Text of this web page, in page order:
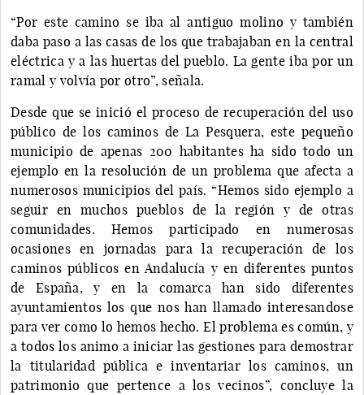
“Por este camino se iba al antiguo molino y también
daba paso a las casas de los que trabajaban en la central
eléctrica y a las huertas del pueblo. La gente iba por un
ramal y volvía por otro”, señala.
Desde que se inició el proceso de recuperación del uso
público de los caminos de La Pesquera, este pequeño
municipio de apenas 200 habitantes ha sido todo un
ejemplo en la resolución de un problema que afecta a
numerosos municipios del país. “Hemos sido ejemplo a
seguir en muchos pueblos de la región y de otras
comunidades. Hemos participado en numerosas
ocasiones en jornadas para la recuperación de los
caminos públicos en Andalucía y en diferentes puntos
de España, y en la comarca han sido diferentes
ayuntamientos los que nos han llamado interesandose
para ver como lo hemos hecho. El problema es común, y
a todos los animo a iniciar las gestiones para demostrar
la titularidad pública e inventariar los caminos, un
patrimonio que pertence a los vecinos”, concluye la